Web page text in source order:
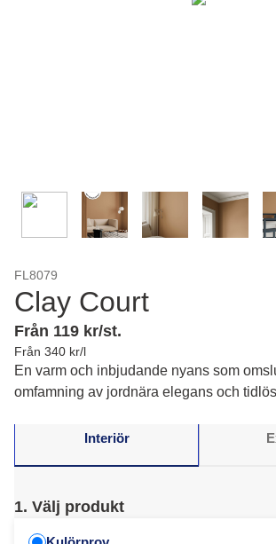
FL8079
Clay Court
Från 119 kr/st.
Från 340 kr/l
En varm och inbjudande nyans som
omfamning av jordnära elegans och
Interiör
1. Välj produkt